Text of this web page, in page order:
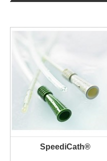
SpeediCath®